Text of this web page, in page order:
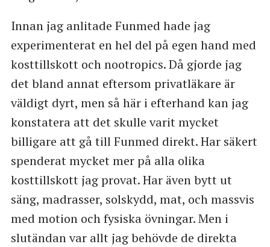
Innan jag anlitade Funmed hade jag
experimenterat en hel del på egen hand med
kosttillskott och nootropics. Då gjorde jag
det bland annat eftersom privatläkare är
väldigt dyrt, men så här i efterhand kan jag
konstatera att det skulle varit mycket
billigare att gå till Funmed direkt. Har säkert
spenderat mycket mer på alla olika
kosttillskott jag provat. Har även bytt ut
säng, madrasser, solskydd, mat, och massvis
med motion och fysiska övningar. Men i
slutändan var allt jag behövde de direkta